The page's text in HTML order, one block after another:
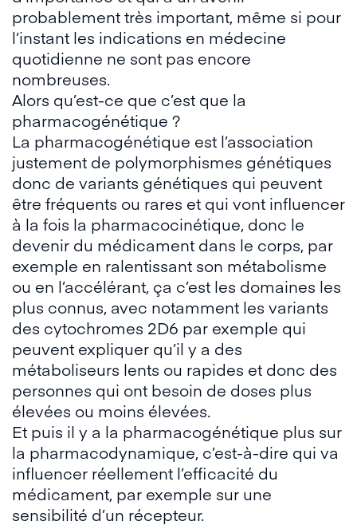
probablement très important, même si pour
l’instant les indications en médecine
quotidienne ne sont pas encore
nombreuses.
Alors qu’est-ce que c’est que la
pharmacogénétique ?
La pharmacogénétique est l’association
justement de polymorphismes génétiques
donc de variants génétiques qui peuvent
être fréquents ou rares et qui vont influencer
à la fois la pharmacocinétique, donc le
devenir du médicament dans le corps, par
exemple en ralentissant son métabolisme
ou en l’accélérant, ça c’est les domaines les
plus connus, avec notamment les variants
des cytochromes 2D6 par exemple qui
peuvent expliquer qu’il y a des
métaboliseurs lents ou rapides et donc des
personnes qui ont besoin de doses plus
élevées ou moins élevées.
Et puis il y a la pharmacogénétique plus sur
la pharmacodynamique, c’est-à-dire qui va
influencer réellement l’efficacité du
médicament, par exemple sur une
sensibilité d’un récepteur.